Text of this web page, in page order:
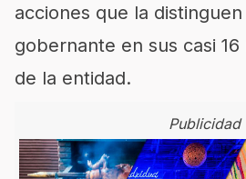
acciones que la
gobernante en sus casi
de la entidad.
Publicidad